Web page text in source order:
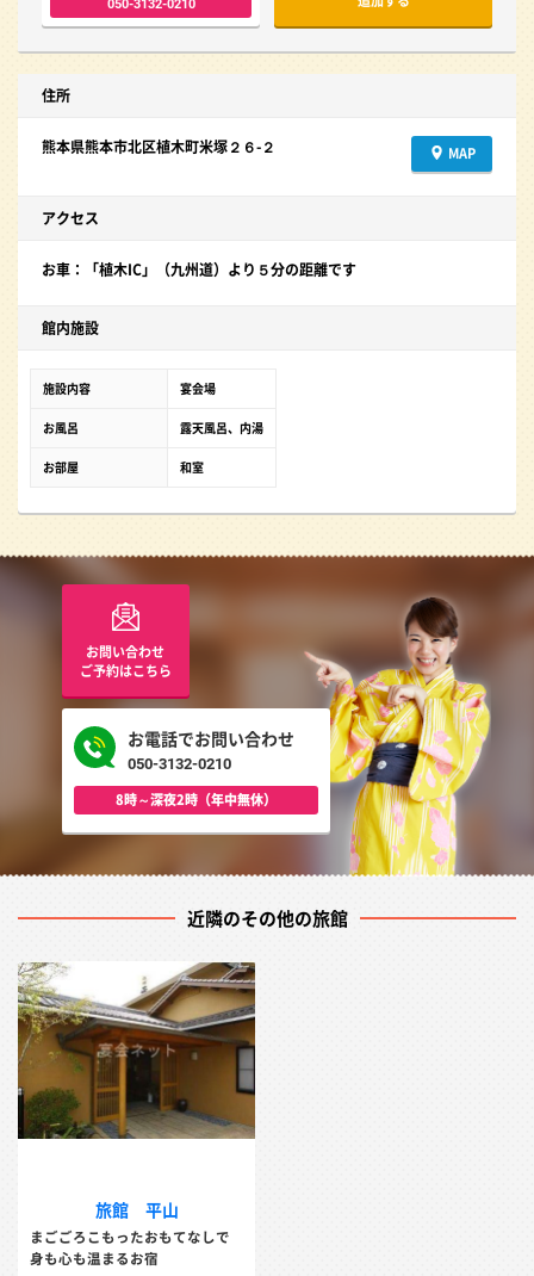
050-3132-0210
住所
MAP
熊本県熊本市北区植木町米塚２６-２
アクセス
お車：「植木IC」（九州道）より５分の距離です
館内施設
施設内容 宴会場
お風呂 露天風呂、内湯
お部屋 和室
お問い合わせ
ご予約はこちら
お電話でお問い合わせ
050-3132-0210
8時～深夜2時（年中無休）
近隣のその他の旅館
旅館 平山
まごごろこもったおもてなしで
身も心も温まるお宿